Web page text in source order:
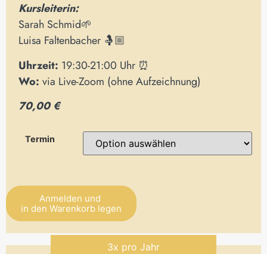
Kursleiterin:
Sarah Schmid🌱
Luisa Faltenbacher 🤱🏼
Uhrzeit: 19:30-21:00 Uhr ⏰
Wo: via Live-Zoom (ohne Aufzeichnung)
70,00 €
Termin
Anmelden und
in den Warenkorb legen
3x pro Jahr